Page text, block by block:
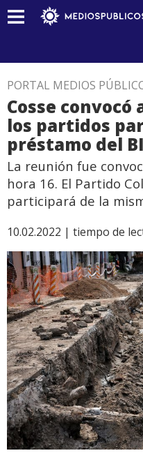
PORTAL MEDIOS
Cosse convocó
los partidos
préstamo del
La reunión fue
hora 16. El Partido
participará de la
10.02.2022 | tiempo de